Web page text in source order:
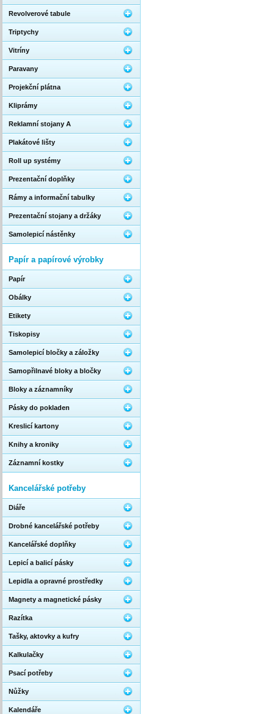
Revolverové tabule
Triptychy
Vitríny
Paravany
Projekční plátna
Kliprámy
Reklamní stojany A
Plakátové lišty
Roll up systémy
Prezentační doplňky
Rámy a informační tabulky
Prezentační stojany a držáky
Samolepicí nástěnky
Papír a papírové výrobky
Papír
Obálky
Etikety
Tiskopisy
Samolepicí bločky a záložky
Samopřilnavé bloky a bločky
Bloky a záznamníky
Pásky do pokladen
Kreslicí kartony
Knihy a kroniky
Záznamní kostky
Kancelářské potřeby
Diáře
Drobné kancelářské potřeby
Kancelářské doplňky
Lepicí a balicí pásky
Lepidla a opravné prostředky
Magnety a magnetické pásky
Razítka
Tašky, aktovky a kufry
Kalkulačky
Psací potřeby
Nůžky
Kalendáře